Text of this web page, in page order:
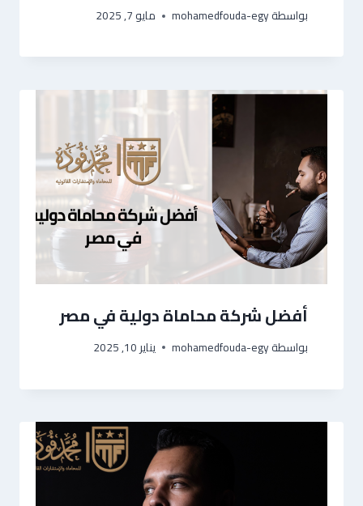
بواسطةmohamedfouda-egy مايو 7, 2025
أفضل شركة محاماة دولية في مصر
بواسطةmohamedfouda-egy يناير 10, 2025